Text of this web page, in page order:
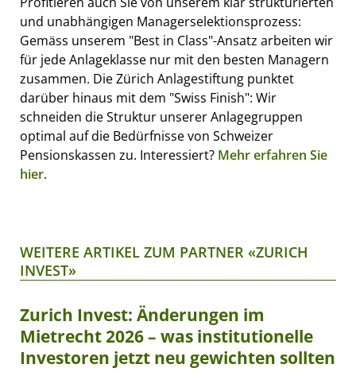
und unabhängigen Managerselektionsprozess:
Gemäss unserem "Best in Class"-Ansatz arbeiten wir
für jede Anlageklasse nur mit den besten Managern
zusammen. Die Zürich Anlagestiftung punktet
darüber hinaus mit dem "Swiss Finish": Wir
schneiden die Struktur unserer Anlagegruppen
optimal auf die Bedürfnisse von Schweizer
Pensionskassen zu. Interessiert? Mehr erfahren Sie
hier.
WEITERE ARTIKEL ZUM PARTNER «ZURICH
INVEST»
Zurich Invest: Änderungen im
Mietrecht 2026 – was institutionelle
Investoren jetzt neu gewichten sollten